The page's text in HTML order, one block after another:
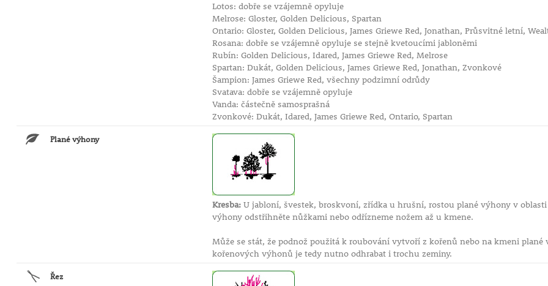
Lotos: dobře se vzájemně opyluje
Melrose: Gloster, Golden Delicious, Spartan
Ontario: Gloster, Golden Delicious, James Griewe Red, Jonathan, Průsvitné letní,
Rosana: dobře se vzájemně opyluje se stejně kvetoucími jabloněmi
Rubín: Golden Delicious, Idared, James Griewe Red, Melrose
Spartan: Dukát, Golden Delicious, James Griewe Red, Jonathan, Zvonkové
Šampion: James Griewe Red, všechny podzimní odrůdy
Svatava: dobře se vzájemně opyluje
Vanda: částečně samosprašná
Zvonkové: Dukát, Idared, James Griewe Red, Ontario, Spartan
Plané výhony
Kresba:U jabloní, švestek, broskvoní, zřídka u hrušní, rostou plané výhony v
výhony odstřihněte nůžkami nebo odřízneme nožem až u kmene.
Může se stát, že podnož použitá k roubování vytvoří z kořenů nebo na kmeni
kořenových výhonů je tedy nutno odhrabat i trochu zeminy.
Řez